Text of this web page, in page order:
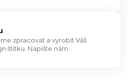
zpracovat a vyrobit Váš
štítku. Napište nám.